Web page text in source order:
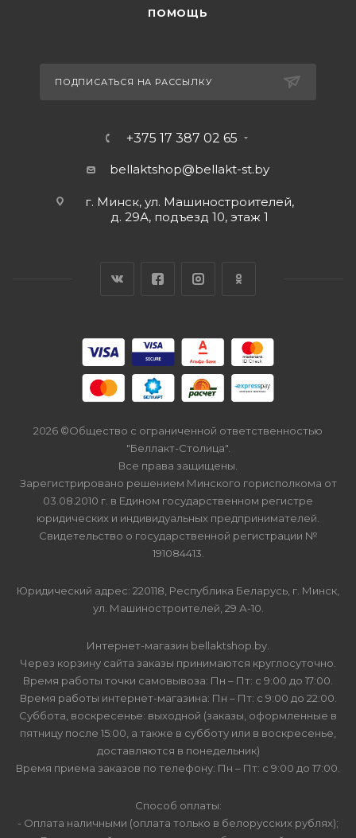
ПОМОЩЬ
ПОДПИСАТЬСЯ НА РАССЫЛКУ
+375 17 387 02 65
bellaktshop@bellakt-st.by
г. Минск, ул. Машиностроителей,
д. 29А, подъезд 10, этаж 1
2026 ©Общество с ограниченной ответственностью
"Беллакт-Столица".
Все права защищены.
Зарегистрировано решением Минского горисполкома от
03.08.2010 г. в Едином государственном регистре
юридических и индивидуальных предпринимателей.
Свидетельство о государственной регистрации №
191084413.
Юридический адрес: 220118, Республика Беларусь, г. Минск,
ул. Машиностроителей, 29 А-10.
Интернет-магазин bellaktshop.by.
Через корзину сайта заказы принимаются круглосуточно.
Время работы точки самовывоза: Пн – Пт: с 9:00 до 17:00.
Время работы интернет-магазина: Пн – Пт: с 9:00 до 22:00.
Суббота, воскресенье: выходной (заказы, оформленные в
пятницу после 15:00, а также в субботу или в воскресенье,
доставляются в понедельник)
Время приема заказов по телефону: Пн – Пт: с 9:00 до 17:00.
Способ оплаты:
- Оплата наличными (оплата только в белорусских рублях);